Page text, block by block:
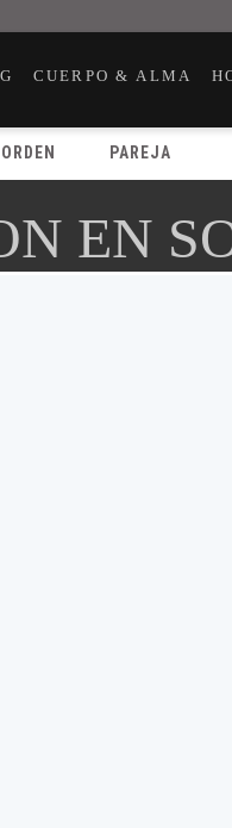
CUERPO & ALMA
ORDEN PAREJA
EN